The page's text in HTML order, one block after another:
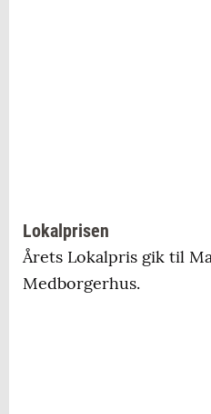
Lokalprisen
Årets Lokalpris gik til
Medborgerhus.